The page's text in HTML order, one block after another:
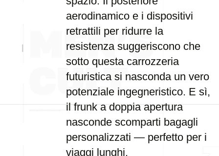
aerodinamico e i dispositivi
retrattili per ridurre la
resistenza suggeriscono che
sotto questa carrozzeria
futuristica si nasconda un vero
potenziale ingegneristico. E sì,
il frunk a doppia apertura
nasconde scomparti bagagli
personalizzati — perfetto per i
viaggi lunghi.